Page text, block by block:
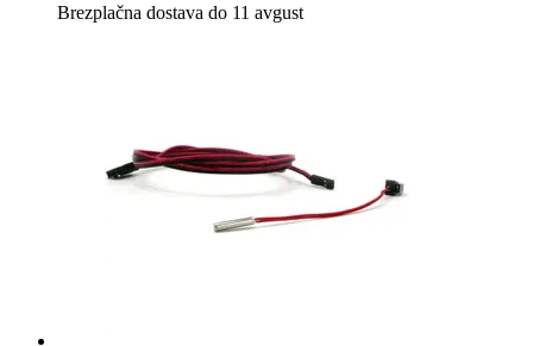
Brezplačna dostava do 11 avgust